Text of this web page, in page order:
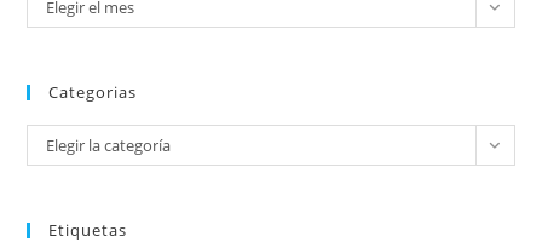
Elegir el mes
Categorias
Elegir la categoría
Etiquetas